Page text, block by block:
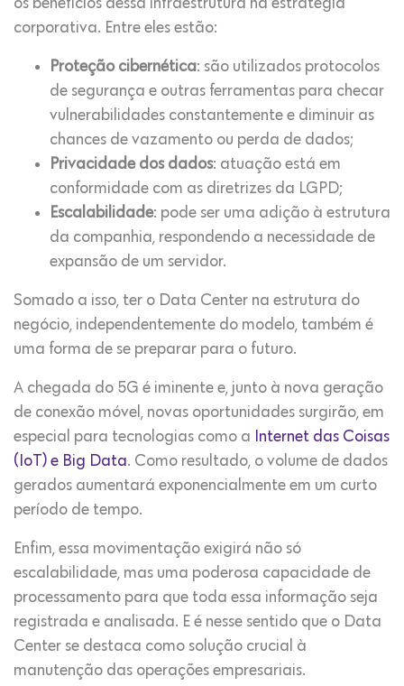
os benefícios dessa infraestrutura na estratégia
corporativa. Entre eles estão:
Proteção cibernética: são utilizados protocolos
de segurança e outras ferramentas para checar
vulnerabilidades constantemente e diminuir as
chances de vazamento ou perda de dados;
Privacidade dos dados: atuação está em
conformidade com as diretrizes da LGPD;
Escalabilidade: pode ser uma adição à estrutura
da companhia, respondendo a necessidade de
expansão de um servidor.
Somado a isso, ter o Data Center na estrutura do
negócio, independentemente do modelo, também é
uma forma de se preparar para o futuro.
A chegada do 5G é iminente e, junto à nova geração
de conexão móvel, novas oportunidades surgirão, em
especial para tecnologias como a
Internet das Coisas
(IoT) e Big Data. Como resultado, o volume de dados
gerados aumentará exponencialmente em um curto
período de tempo.
Enfim, essa movimentação exigirá não só
escalabilidade, mas uma poderosa capacidade de
processamento para que toda essa informação seja
registrada e analisada. E é nesse sentido que o Data
Center se destaca como solução crucial à
manutenção das operações empresariais.